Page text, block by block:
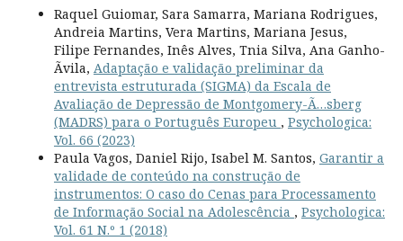
Raquel Guiomar, Sara Samarra, Mariana Rodrigues,
Andreia Martins, Vera Martins, Mariana Jesus,
Filipe Fernandes, Inês Alves, Tnia Silva, Ana Ganho-
Ãvila, Adaptação e validação preliminar da
entrevista estruturada (SIGMA) da Escala de
Avaliação de Depressão de Montgomery-Ã…sberg
(MADRS) para o Português Europeu , Psychologica:
Vol. 66 (2023)
Paula Vagos, Daniel Rijo, Isabel M. Santos, Garantir a
validade de conteúdo na construção de
instrumentos: O caso do Cenas para Processamento
de Informação Social na Adolescência , Psychologica:
Vol. 61 N.º 1 (2018)